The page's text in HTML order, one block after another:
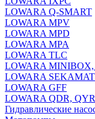
LOWARA Q-SMART
LOWARA MPV
LOWARA MPD
LOWARA MPA
LOWARA TLC
LOWARA
LOWARA
LOWARA GFF
LOWARA QDR, QYR
Гидравлические